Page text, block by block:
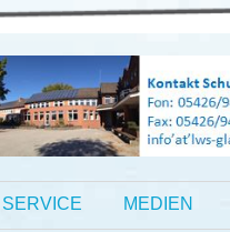
SERVICE MEDIEN